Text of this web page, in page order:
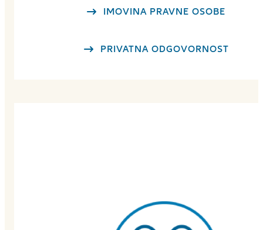
IMOVINA PRAVNE OSOBE
PRIVATNA ODGOVORNOST